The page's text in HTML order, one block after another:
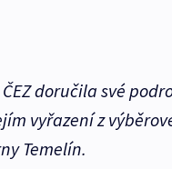
doručila své
vyřazení z
Temelín.